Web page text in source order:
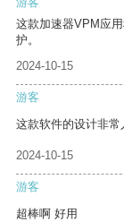
这款加速器VPM应
护。
2024-10-15
游客
这款软件的设计非常
2024-10-15
游客
超棒啊 好用